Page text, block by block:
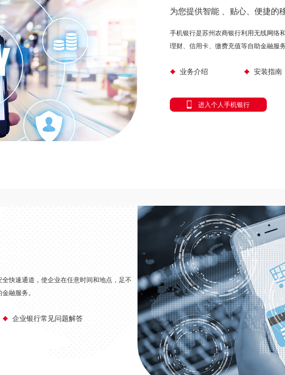
为您提供智能 、贴心、便捷的
手机银行是苏州农商银行利用无线网络
理财、信用卡、缴费充值等自助金融服
业务介绍 安装指南
进入个人手机银行
快速通道，使企业在任意时间和地点，足不
融服务。
企业银行常见问题解答